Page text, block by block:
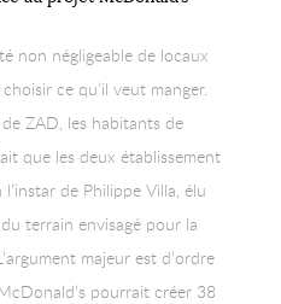
non négligeable de locaux
ce qu’il veut manger.
ZAD, les habitants de
que les deux établissement
de Philippe Villa, élu
terrain envisagé pour la
majeur est d’ordre
pourrait créer 38